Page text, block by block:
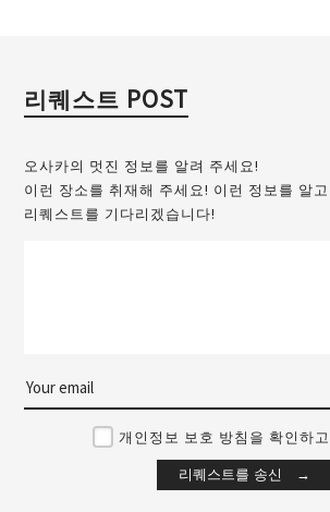
리퀘스트 POST
오사카의 멋진 정보를 알려 주세요!
이런 장소를 취재해 주세요! 이런 정보를 알
리퀘스트를 기다리겠습니다!
개인정보 보호 방침을 확인하